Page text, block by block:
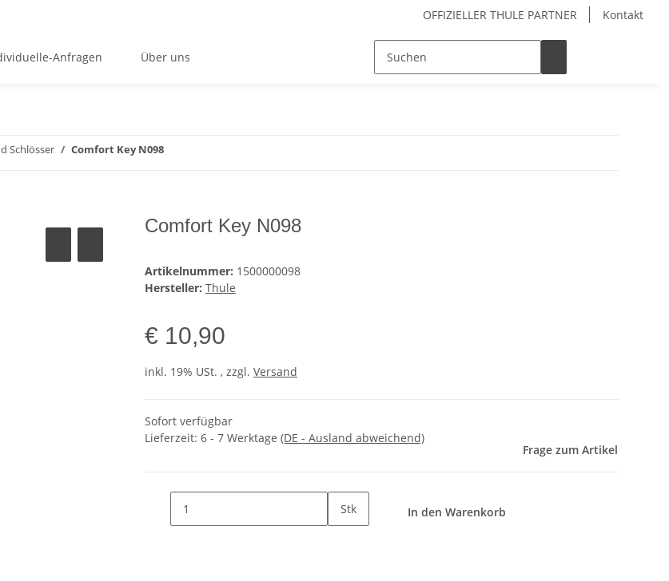
OFFIZIELLER THULE PARTNER Kontakt
Anfragen Über uns
Schlösser Comfort Key N098
Comfort Key N098
Artikelnummer: 1500000098
Hersteller: Thule
€ 10,90
inkl. 19% USt. , zzgl. Versand
Sofort verfügbar
Lieferzeit: 6 - 7 Werktage (DE - Ausland abweichend)
Frage zum Artikel
Stk In den Warenkorb